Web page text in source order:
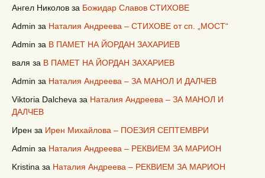
Ангел Николов за Божидар Славов СТИХОВЕ
Admin за Наталия Андреева – СТИХОВЕ от сп. „МОСТ“
Admin за В ПАМЕТ НА ЙОРДАН ЗАХАРИЕВ
валя за В ПАМЕТ НА ЙОРДАН ЗАХАРИЕВ
Admin за Наталия Андреева – ЗА МАНОЛ И ДАЛЧЕВ
Viktoria Dalcheva за Наталия Андреева – ЗА МАНОЛ И
ДАЛЧЕВ
Ирен за Ирен Михайлова – ПОЕЗИЯ СЕПТЕМВРИ
Admin за Наталия Андреева – РЕКВИЕМ ЗА МАРИОН
Kristina за Наталия Андреева – РЕКВИЕМ ЗА МАРИОН